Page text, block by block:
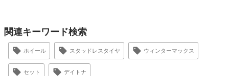
関連キーワード検索
ホイール スタッドレスタイヤ ウィンターマックス
セット デイトナ